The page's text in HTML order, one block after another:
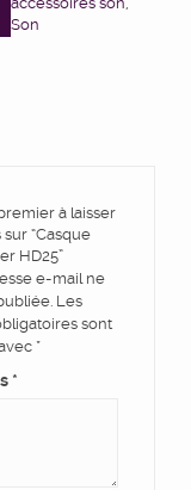
Son
à laisser
“Casque
HD25”
e-mail ne
Les
sont
*
*